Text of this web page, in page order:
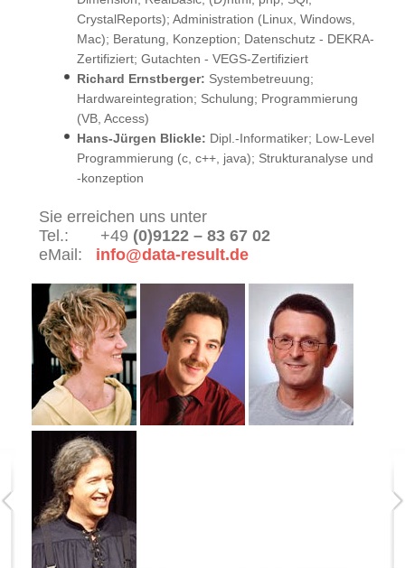
CrystalReports); Administration (Linux, Windows,
Mac); Beratung, Konzeption; Datenschutz - DEKRA-
Zertifiziert; Gutachten - VEGS-Zertifiziert
Richard Ernstberger: Systembetreuung;
Hardwareintegration; Schulung; Programmierung
(VB, Access)
Hans-Jürgen Blickle: Dipl.-Informatiker; Low-Level
Programmierung (c, c++, java); Strukturanalyse und
-konzeption
Sie erreichen uns unter
Tel.: +49 (0)9122 – 83 67 02
eMail:
info@data-result.de
Software- und Webentwicklungen
(Datenanbindungen, Shopverwaltung, Webservices
etc.)
Individualprogrammierung
(plattformunabhängig), Server/Client
Programmierung, Schnittstellenentwicklung
Server-Hosting, -Housing und -Management